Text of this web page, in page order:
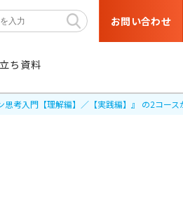
お問い合わせ
ち資料
考入門【理解編】／【実践編】』 の2コース